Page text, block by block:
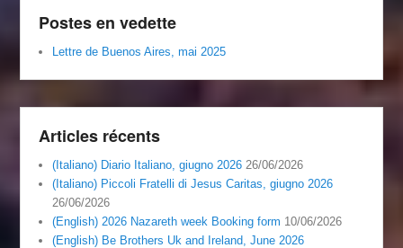
Postes en vedette
Lettre de Buenos Aires, mai 2025
Articles récents
(Italiano) Diario Italiano, giugno 2026 26/06/2026
(Italiano) Piccoli Fratelli di Jesus Caritas, giugno 2026
26/06/2026
(English) 2026 Nazareth week Booking form 10/06/2026
(English) Be Brothers Uk and Ireland, June 2026